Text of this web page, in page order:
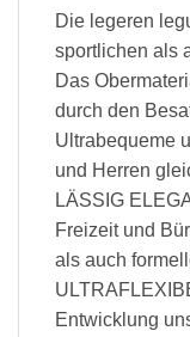
Die legeren
sportlichen als
Das
durch den
Ultrabequeme
und Herren
LÄSSIG
Freizeit und
als auch
Entwicklung